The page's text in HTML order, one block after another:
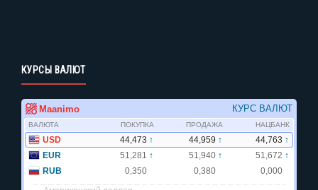
КУРСЫ ВАЛЮТ